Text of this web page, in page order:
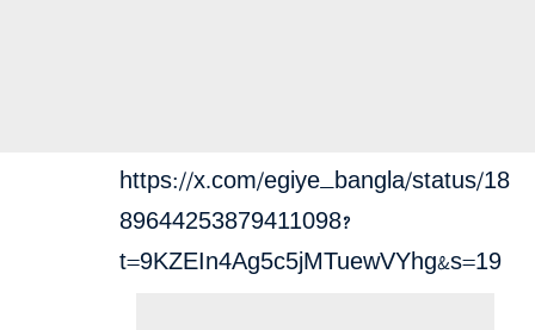
https://x.com/egiye_bangla/status/18
89644253879411098?
t=9KZEIn4Ag5c5jMTuewVYhg&s=19